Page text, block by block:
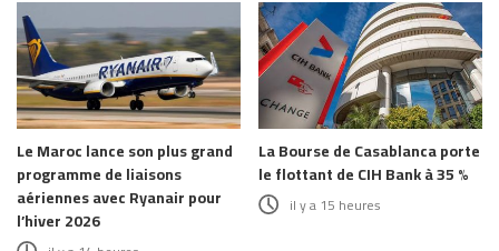
Le Maroc lance son plus grand
programme de liaisons
aériennes avec Ryanair pour
l’hiver 2026
La Bourse de Casablanca porte
le flottant de CIH Bank à 35 %
il y a 15 heures